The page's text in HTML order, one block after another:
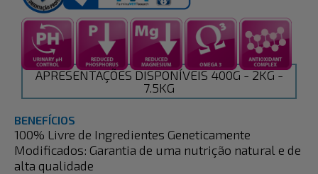
APRESENTAÇÕES DISPONÍVEIS 400G - 2KG -
7.5KG
BENEFÍCIOS
100% Livre de Ingredientes Geneticamente
Modificados: Garantia de uma nutrição natural e de
alta qualidade